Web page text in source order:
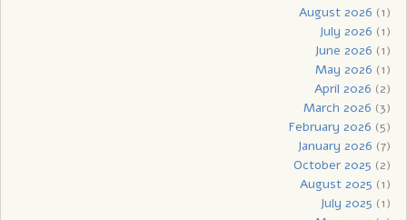
August 2026 (1)
July 2026 (1)
June 2026 (1)
May 2026 (1)
April 2026 (2)
March 2026 (3)
February 2026 (5)
January 2026 (7)
October 2025 (2)
August 2025 (1)
July 2025 (1)